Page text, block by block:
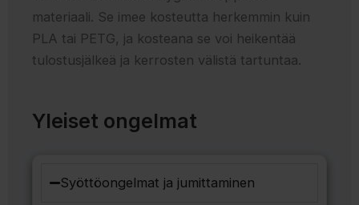
materiaali. Se imee kosteutta herkemmin kuin
PLA tai PETG, ja kosteana se voi heikentää
tulostusjälkeä ja kerrosten välistä tartuntaa.
Yleiset ongelmat
Syöttöongelmat ja jumittaminen